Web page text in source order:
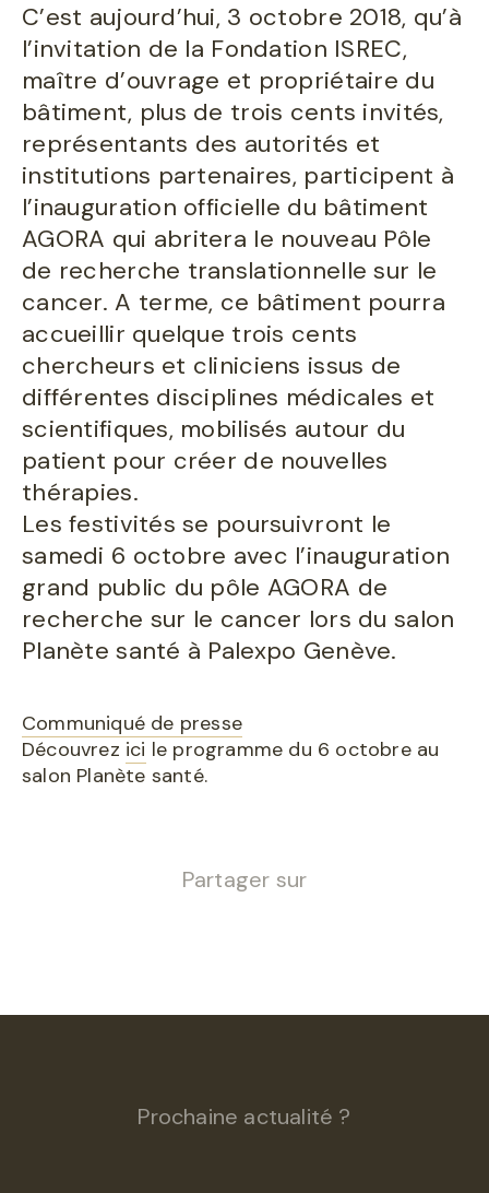
C’est aujourd’hui, 3 octobre 2018, qu’à
l’invitation de la Fondation ISREC,
maître d’ouvrage et propriétaire du
bâtiment, plus de trois cents invités,
représentants des autorités et
institutions partenaires, participent à
l’inauguration officielle du bâtiment
AGORA qui abritera le nouveau Pôle
de recherche translationnelle sur le
cancer. A terme, ce bâtiment pourra
accueillir quelque trois cents
chercheurs et cliniciens issus de
différentes disciplines médicales et
scientifiques, mobilisés autour du
patient pour créer de nouvelles
thérapies.
Les festivités se poursuivront le
samedi 6 octobre avec l’inauguration
grand public du pôle AGORA de
recherche sur le cancer lors du salon
Planète santé à Palexpo Genève.
Communiqué de presse
Découvrez ici le programme du 6 octobre au
salon Planète santé.
Partager sur
Prochaine actualité ?